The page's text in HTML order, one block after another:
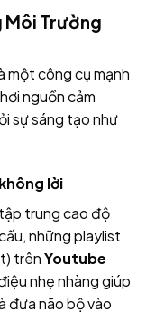
Môi Trường
một công cụ mạnh
nguồn cảm
sự sáng tạo như
lời
trung cao độ
những playlist
trênYoutube
nhẹ nhàng giúp
đưa não bộ vào